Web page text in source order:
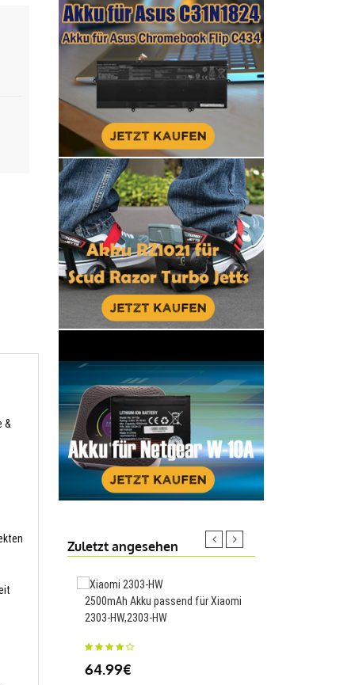
&
Zuletzt angesehen
2500mAh Akku passend für Xiaomi
2303-HW,2303-HW
64.99€